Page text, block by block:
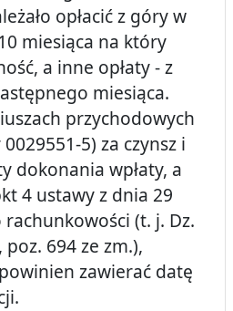
opłacić z góry w
miesiąca na który
a inne opłaty - z
miesiąca.
przychodowych
5) za czynsz i
dokonania wpłaty, a
4 ustawy z dnia 29
(t. j. Dz.
poz. 694 ze zm.),
zawierać datę